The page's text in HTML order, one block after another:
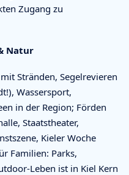
Zugang zu
Natur
Stränden, Segelrevieren
Wassersport,
in der Region; Förden
Staatstheater,
Kieler Woche
Familien: Parks,
Leben ist in Kiel Kern